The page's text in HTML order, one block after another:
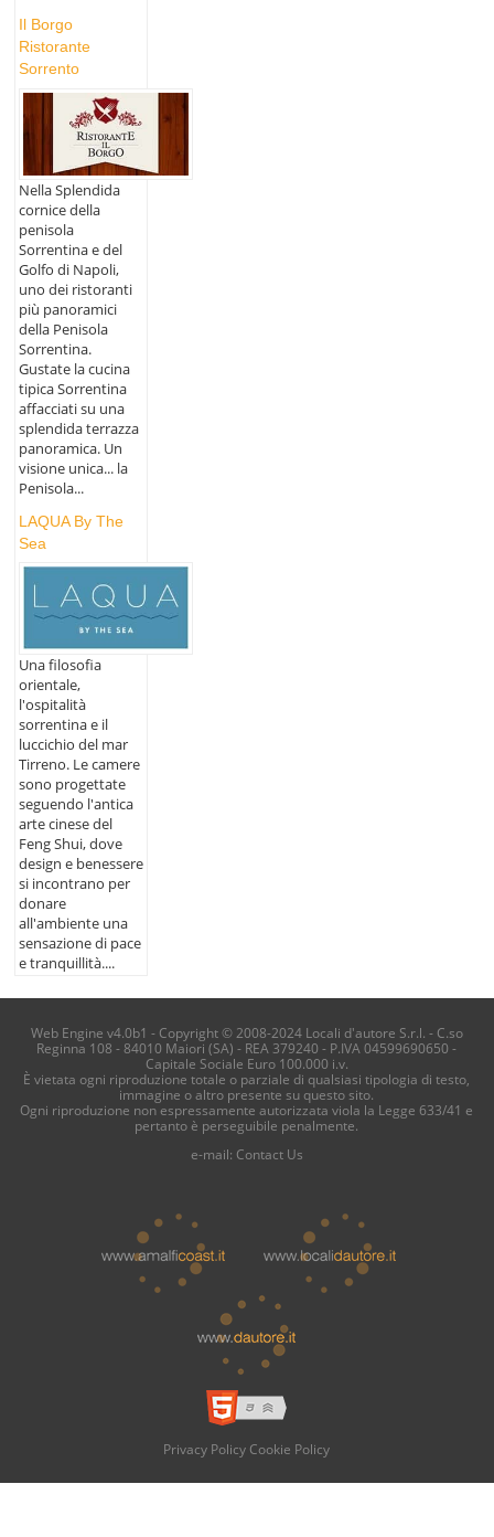
Il Borgo
Ristorante
Sorrento
Nella Splendida
cornice della
penisola
Sorrentina e del
Golfo di Napoli,
uno dei ristoranti
più panoramici
della Penisola
Sorrentina.
Gustate la cucina
tipica Sorrentina
affacciati su una
splendida terrazza
panoramica. Un
visione unica... la
Penisola...
LAQUA By The
Sea
Una filosofia
orientale,
l'ospitalità
sorrentina e il
luccichio del mar
Tirreno. Le camere
sono progettate
seguendo l'antica
arte cinese del
Feng Shui, dove
design e benessere
si incontrano per
donare
all'ambiente una
sensazione di pace
e tranquillità....
Web Engine v4.0b1 - Copyright © 2008-2024 Locali d'autore S.r.l. - C.so
Reginna 108 - 84010 Maiori (SA) - REA 379240 - P.IVA 04599690650 -
Capitale Sociale Euro 100.000 i.v.
È vietata ogni riproduzione totale o parziale di qualsiasi tipologia di testo,
immagine o altro presente su questo sito.
Ogni riproduzione non espressamente autorizzata viola la Legge 633/41 e
pertanto è perseguibile penalmente.
e-mail: Contact Us
Privacy Policy Cookie Policy